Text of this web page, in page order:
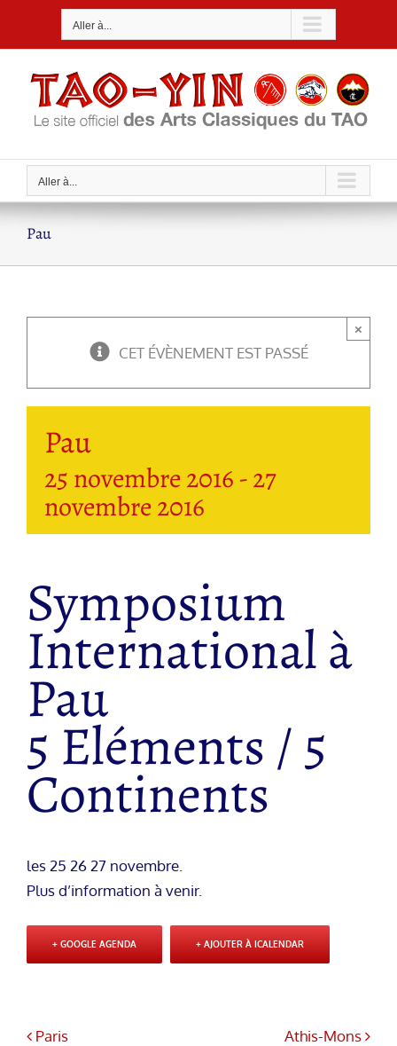
Aller à...
Aller à...
Pau
CET ÉVÈNEMENT EST PASSÉ
×
Pau
25 novembre 2016 -27
novembre 2016
Symposium
International à
Pau
5 Eléments / 5
Continents
les 25 26 27 novembre.
Plus d’information à venir.
+ GOOGLE AGENDA + AJOUTER À ICALENDAR
Paris Athis-Mons